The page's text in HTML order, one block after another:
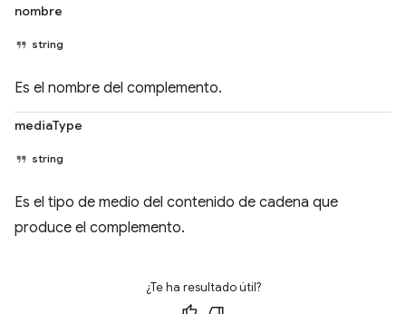
nombre
string
Es el nombre del complemento.
mediaType
string
Es el tipo de medio del contenido de cadena que
produce el complemento.
¿Te ha resultado útil?